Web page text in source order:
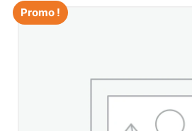
Promo !